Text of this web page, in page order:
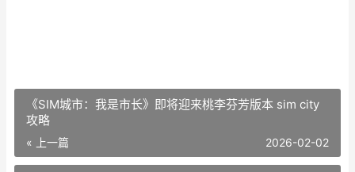
《SIM城市：我是市长》即将迎来桃李芬芳版本 sim city
攻略
« 上一篇 2026-02-02